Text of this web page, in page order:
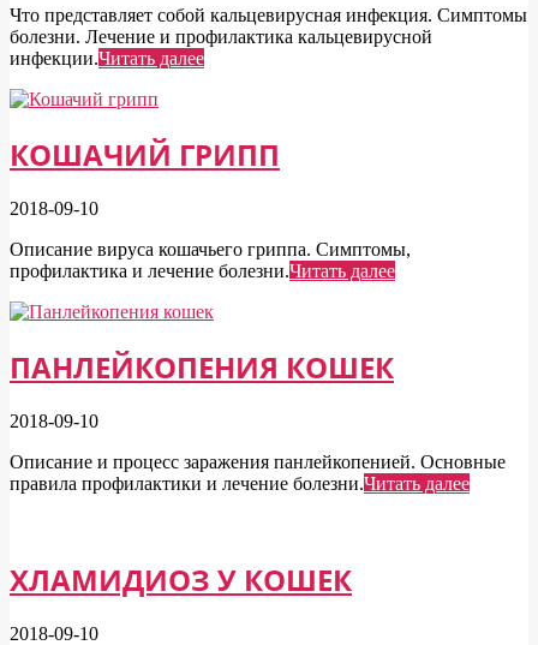
Что представляет собой кальцевирусная инфекция. Симптомы
болезни. Лечение и профилактика кальцевирусной
инфекции.Читать далее
КОШАЧИЙ ГРИПП
2018-09-10
Описание вируса кошачьего гриппа. Симптомы,
профилактика и лечение болезни.Читать далее
ПАНЛЕЙКОПЕНИЯ КОШЕК
2018-09-10
Описание и процесс заражения панлейкопенией. Основные
правила профилактики и лечение болезни.Читать далее
ХЛАМИДИОЗ У КОШЕК
2018-09-10